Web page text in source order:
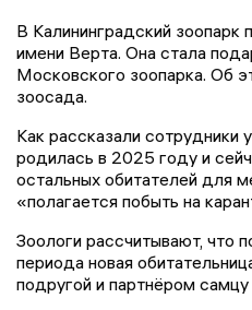
В Калининградский зоопарк
имени Верта. Она стала
Московского зоопарка. Об
зоосада.
Как рассказали сотрудники
родилась в 2025 году и
остальных обитателей для
«полагается побыть на
Зоологи рассчитывают, что
периода новая
подругой и партнёром